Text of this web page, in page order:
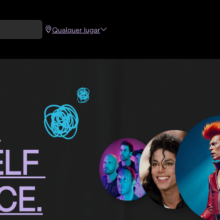
Qualquer lugar